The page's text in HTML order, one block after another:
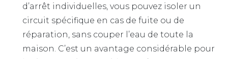
d’arrêt individuelles, vous pouvez isoler un
circuit spécifique en cas de fuite ou de
réparation, sans couper l’eau de toute la
maison. C’est un avantage considérable pour